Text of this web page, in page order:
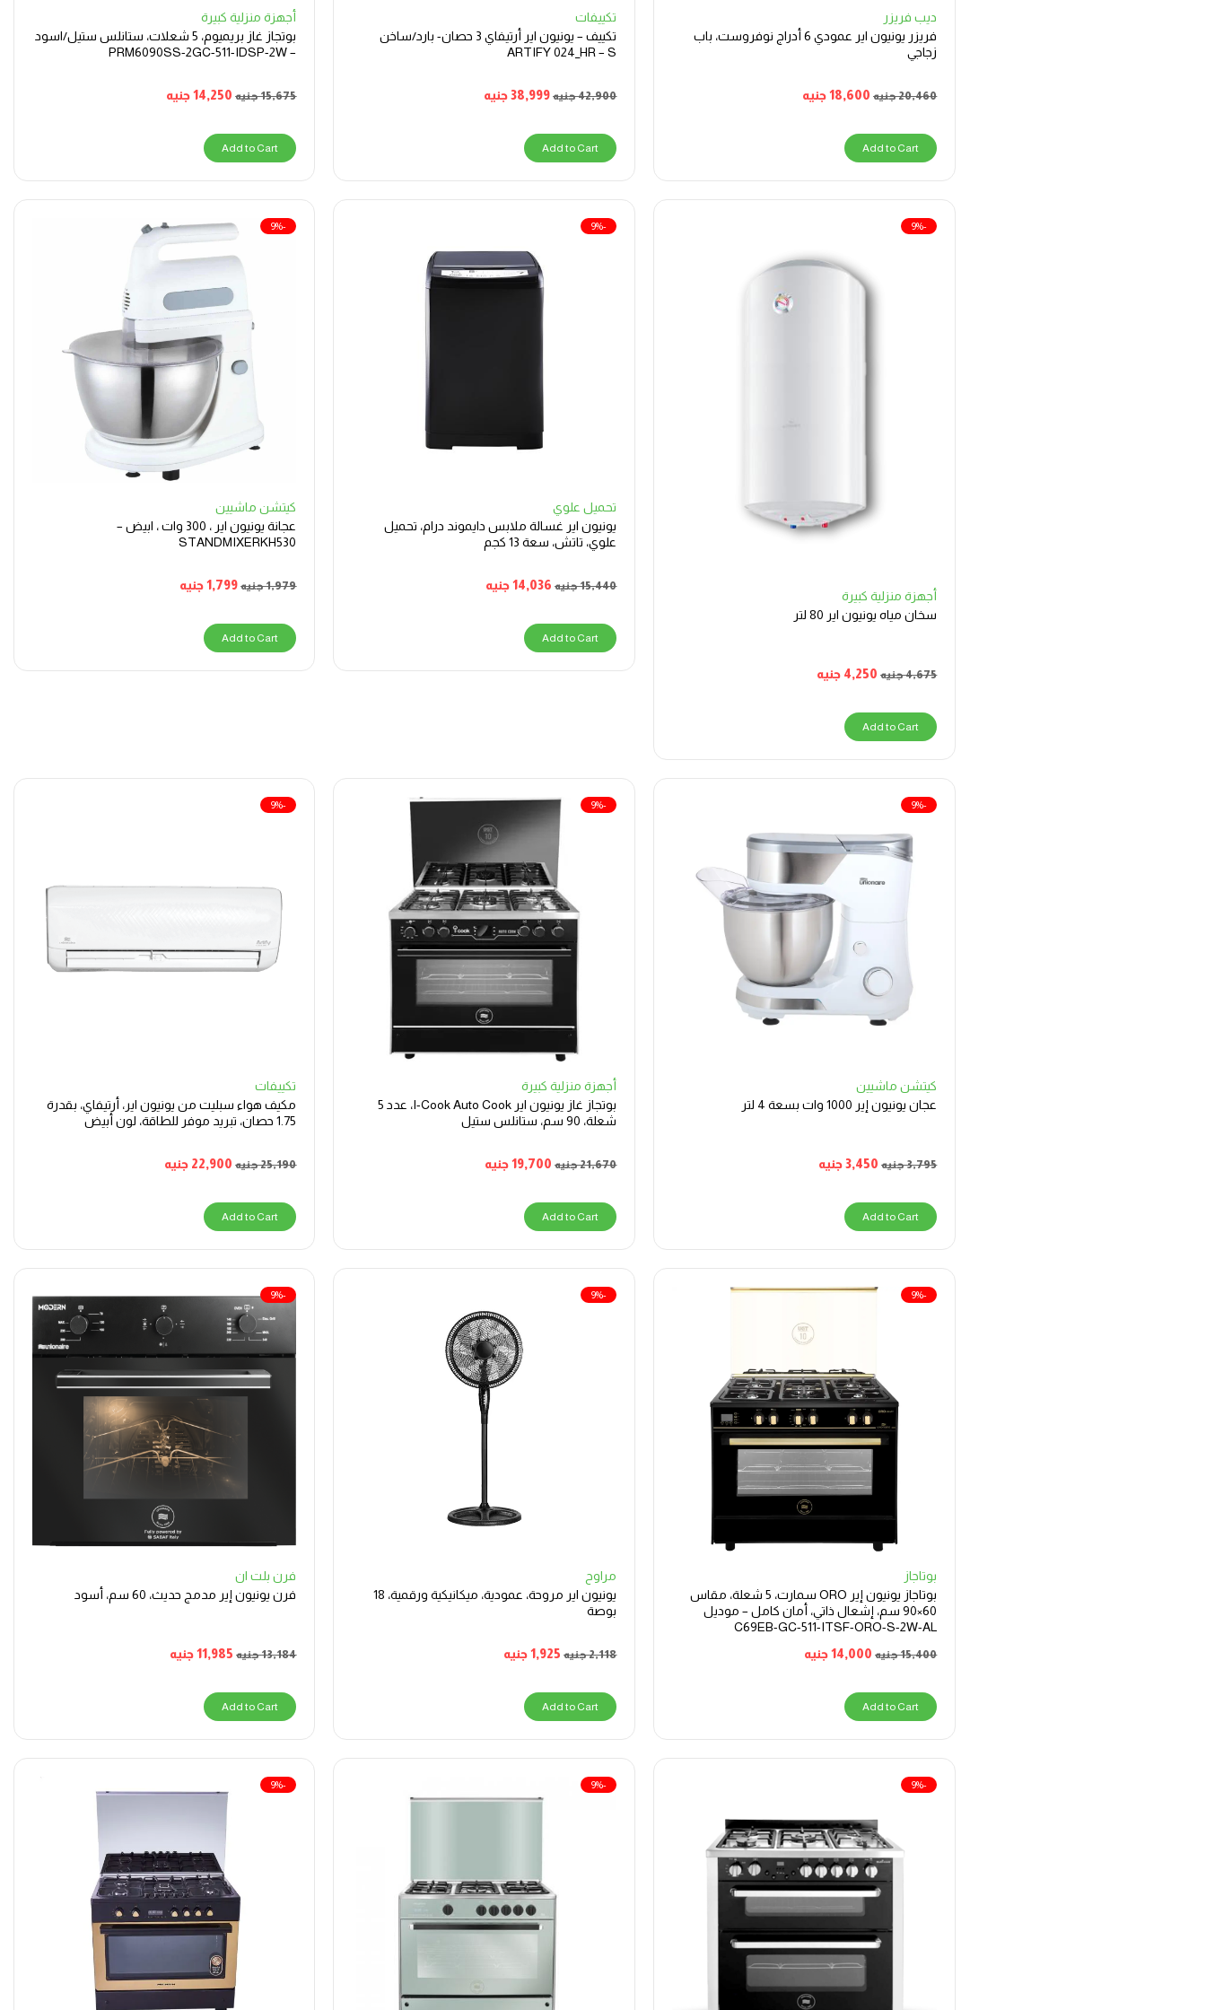
ديب فريزر
فريزر يونيون اير عمودي 6 أدراج نوفروست، باب
زجاجي
20,460جنيه 18,600 جنيه
Add to Cart
تكييفات
تكييف – يونيون اير أرتيفاي 3 حصان- بارد/ساخن
ARTIFY 024_HR – S
42,900جنيه 38,999 جنيه
Add to Cart
أجهزة منزلية كبيرة
بوتجاز غاز بريميوم، 5 شعلات، ستانلس ستيل/اسود
– PRM6090SS-2GC-511-IDSP-2W
15,675جنيه 14,250 جنيه
Add to Cart
أجهزة منزلية كبيرة
سخان مياه يونيون اير 80 لتر
4,675جنيه 4,250 جنيه
-9%
Add to Cart
تحميل علوي
يونيون اير غسالة ملابس دايموند درام، تحميل
علوي، تاتش، سعة 13 كجم
15,440جنيه 14,036 جنيه
-9%
Add to Cart
كيتشن ماشيين
عجانة يونيون اير ، 300 وات ، ابيض –
STANDMIXERKH530
1,979جنيه 1,799 جنيه
-9%
Add to Cart
كيتشن ماشيين
عجان يونيون إير 1000 وات بسعة 4 لتر
3,795جنيه 3,450 جنيه
-9%
Add to Cart
أجهزة منزلية كبيرة
بوتجاز غاز يونيون اير I-Cook Auto Cook، عدد 5
شعلة، 90 سم، ستانلس ستيل
21,670جنيه 19,700 جنيه
-9%
Add to Cart
تكييفات
مكيف هواء سبليت من يونيون اير، أرتيفاي، بقدرة
1.75 حصان، تبريد موفر للطاقة، لون أبيض
25,190جنيه 22,900 جنيه
-9%
Add to Cart
بوتاجاز
بوتاجاز يونيون إير ORO سمارت، 5 شعلة، مقاس
60×90 سم، إشعال ذاتي، أمان كامل – موديل
C69EB-GC-511-ITSF-ORO-S-2W-AL
15,400جنيه 14,000 جنيه
-9%
Add to Cart
مراوح
يونيون اير مروحة، عمودية، ميكانيكية ورقمية، 18
بوصة
2,118جنيه 1,925 جنيه
-9%
Add to Cart
فرن بلت ان
فرن يونيون إير مدمج حديث، 60 سم، أسود
13,184جنيه 11,985 جنيه
-9%
Add to Cart
-9%
-9%
-9%